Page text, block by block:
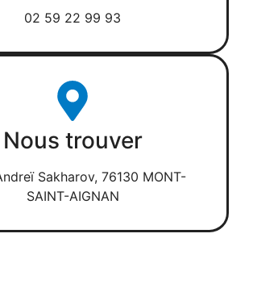
02 59 22 99 93
Nous trouver
Sakharov, 76130 MONT-
SAINT-AIGNAN